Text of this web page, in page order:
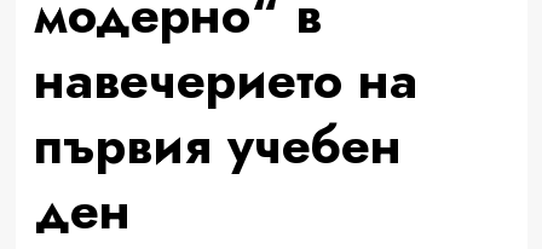
модерно“ в
навечерието на
първия учебен
ден